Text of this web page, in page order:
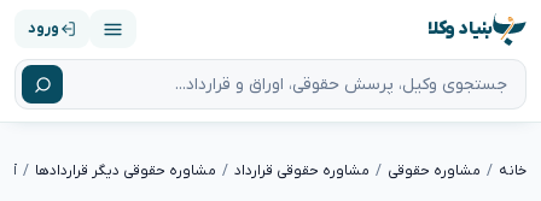
بنیاد وکلا ورود
خانه مشاوره حقوقی مشاوره حقوقی قرارداد مشاوره حقوقی دیگر قراردادها